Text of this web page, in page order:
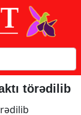
törədilib